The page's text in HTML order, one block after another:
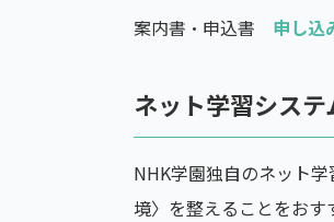
案内書・申込書 申し込
ネット学習システ
NHK学園独自のネット学
境〉を整えることをおす